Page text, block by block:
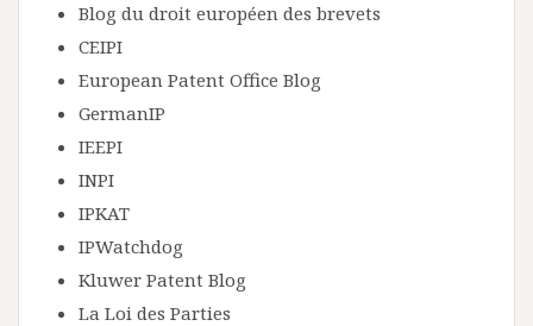
Blog du droit européen des brevets
CEIPI
European Patent Office Blog
GermanIP
IEEPI
INPI
IPKAT
IPWatchdog
Kluwer Patent Blog
La Loi des Parties